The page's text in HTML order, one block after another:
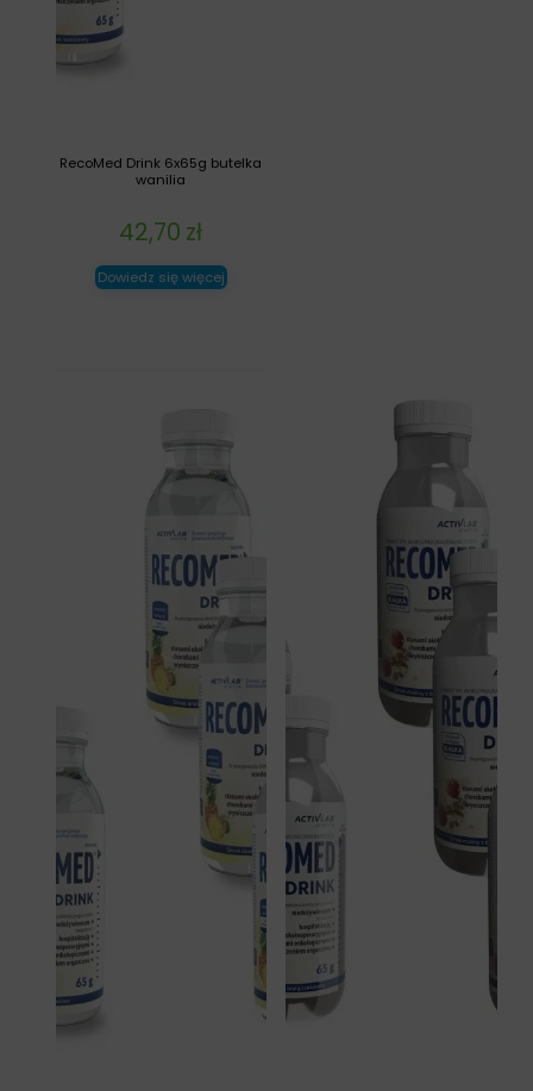
RecoMed Drink 6x65g butelka
wanilia
42,70 zł
Dowiedz się więcej